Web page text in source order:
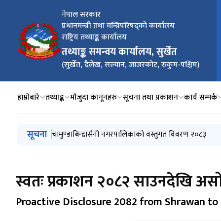
नेपाल सरकार
प्रधानमन्त्री तथा मन्त्रिपरिषद्को कार्यालय
राष्ट्रिय तथ्याङ्क कार्यालय
तथ्याङ्क समन्वय कार्यालय, सुर्खेत
(सुर्खेत, दैलेख, सल्यान, जाजरकोट, रुकुम-पश्चिम)
हाम्रोबारे तथ्याङ्क मौजुदा कानूनहरु सूचना तथा प्रकाशन कार्य सम्पर्क
मुख्य नेभिगेसनमा जानुहोस्
सूचना बाँफिकोट गाउँपालिकाको वस्तुगत विवरण २०८३
चामुण्डाबिन्द्रासैनी नगरपालिकाको वस्तुगत विवरण २०८३
राष्ट्रिय आर्थिक गणना २०८२ को लागि कर्णाली प्रदेशको
राष्ट्रिय आर्थिक गणना २०८२ को लागि कर्णाली प्रदेशको
करार सेवामा जनशक्ति लिने सम्बन्धी सूचना
स्वतः प्रकाशन २०८२ साउनदेखि
Proactive Disclosure 2082 from Shrawan